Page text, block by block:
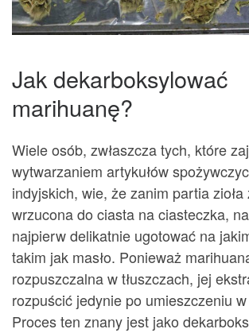
Jak dekarboksylować
marihuanę?
Wiele osób, zwłaszcza tych, które
wytwarzaniem artykułów
indyjskich, wie, że zanim partia zioła
wrzucona do ciasta na ciasteczka,
najpierw delikatnie ugotować na
takim jak masło. Ponieważ
rozpuszczalna w tłuszczach, jej
rozpuścić jedynie po umieszczeniu w
Proces ten znany jest jako